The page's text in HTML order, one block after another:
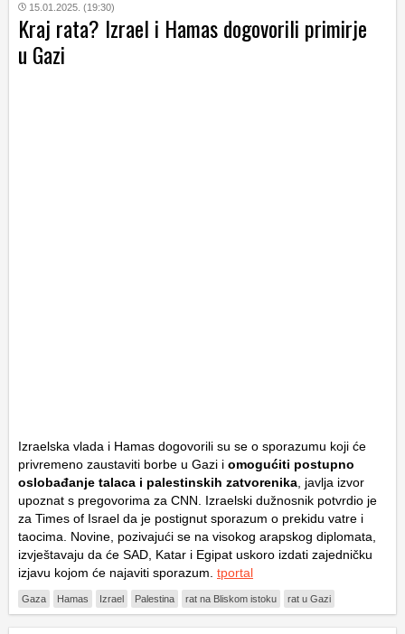
15.01.2025. (19:30)
Kraj rata? Izrael i Hamas dogovorili primirje
u Gazi
Izraelska vlada i Hamas dogovorili su se o sporazumu koji će
privremeno zaustaviti borbe u Gazi i omogućiti postupno
oslobađanje talaca i palestinskih zatvorenika , javlja izvor
upoznat s pregovorima za CNN. Izraelski dužnosnik potvrdio je
za Times of Israel da je postignut sporazum o prekidu vatre i
taocima. Novine, pozivajući se na visokog arapskog diplomata,
izvještavaju da će SAD, Katar i Egipat uskoro izdati zajedničku
izjavu kojom će najaviti sporazum. tportal
Gaza Hamas Izrael Palestina rat na Bliskom istoku rat u Gazi